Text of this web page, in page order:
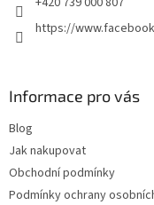
https://
Informace pro vás
Blog
Jak nakupovat
Obchodní podmínky
Podmínky ochrany